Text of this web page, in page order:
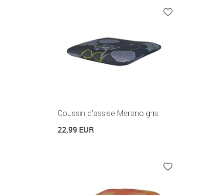
Coussin d'assise Merano gris
22,99 EUR